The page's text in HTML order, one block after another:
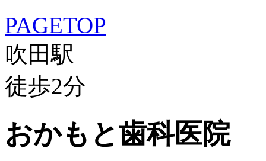
PAGETOP
吹田駅
徒歩2分
おかもと歯科医院